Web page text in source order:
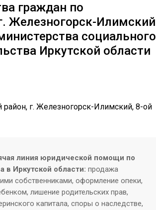
граждан по
Железногорск-Илимский
социального
Иркутской области
г. Железногорск-Илимский, 8-ой
линия юридической помощи по
в Иркутской области: продажа
собственниками, оформление опеки,
лишение родительских прав,
капитала, споры о наследстве,